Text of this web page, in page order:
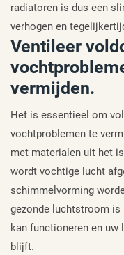
radiatoren is dus een
verhogen en
Ventileer
vermijden.
Het is essentieel om
vochtproblemen te
met materialen uit het
wordt vochtige lucht
schimmelvorming
gezonde luchtstroom is
kan functioneren en
blijft.